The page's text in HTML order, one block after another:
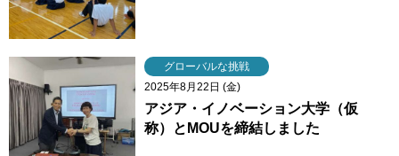
グローバルな挑戦
2025年8月22日 (金)
アジア・イノベーション大学（仮
称）とMOUを締結しました